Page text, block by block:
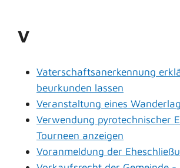
V
Vaterschaftsanerkennung
beurkunden lassen
Veranstaltung eines
Verwendung pyrotechnischer
Tourneen anzeigen
Voranmeldung der